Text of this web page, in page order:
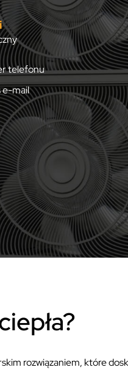
telefonu
e-mail
rozwiązaniem, które